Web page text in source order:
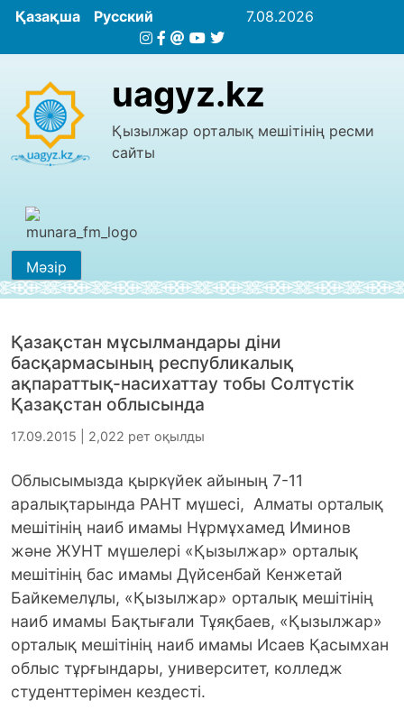
Қазақша Русский 7.08.2026
uagyz.kz
Қызылжар орталық мешітінің ресми
сайты
Мәзір
Қазақстан мұсылмандары діни
басқармасының республикалық
ақпараттық-насихаттау тобы Солтүстік
Қазақстан облысында
17.09.2015 | 2,022 рет оқылды
Облысымызда қыркүйек айының 7-11
аралықтарында РАНТ мүшесі, Алматы орталық
мешiтiнiң наиб имамы Нұрмұхамед Иминов
және ЖУНТ мүшелері «Қызылжар» орталық
мешiтiнiң бас имамы Дүйсенбай Кенжетай
Байкемелұлы, «Қызылжар» орталық мешiтiнiң
наиб имамы Бақтығали Тұяқбаев, «Қызылжар»
орталық мешiтiнiң наиб имамы Исаев Қасымхан
облыс тұрғындары, университет, колледж
студенттерімен кездесті.